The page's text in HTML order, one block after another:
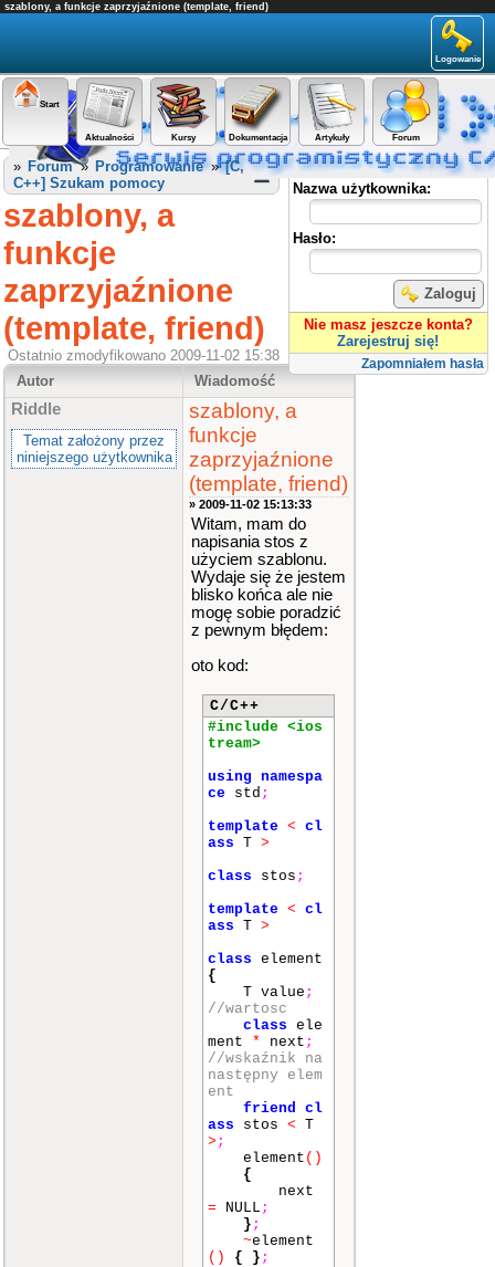
szablony, a funkcje zaprzyjaźnione (template, friend)
Logowanie
Start
Aktualności Kursy Dokumentacja Artykuły Forum
Panel użytkownika
Nazwa użytkownika:
Hasło:
Zaloguj
Nie masz jeszcze konta?
Zarejestruj się!
Zapomniałem hasła
» Forum» Programowanie»[C,
C++] Szukam pomocy
szablony, a
funkcje
zaprzyjaźnione
(template, friend)
Ostatnio zmodyfikowano 2009-11-02 15:38
Autor
Wiadomość
Riddle
Temat założony przez
niniejszego użytkownika
szablony, a
funkcje
zaprzyjaźnione
(template, friend)
» 2009-11-02 15:13:33
Witam, mam do
napisania stos z
użyciem szablonu.
Wydaje się że jestem
blisko końca ale nie
mogę sobie poradzić
z pewnym błędem:
oto kod:
C/C++
#include <ios
tream>
using namespa
ce std ;
template < cl
ass T >
class stos ;
template < cl
ass T >
class element
{
T value ;
//wartosc
class ele
ment * next ;
//wskaźnik na
następny elem
ent
friend cl
ass stos < T
> ;
element ()
{
next
= NULL ;
} ;
~element
()
{ } ;